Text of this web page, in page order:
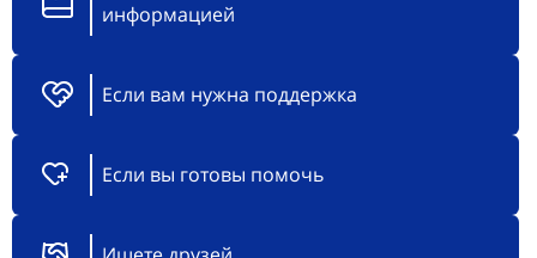
информацией
Если вам нужна поддержка
Если вы готовы помочь